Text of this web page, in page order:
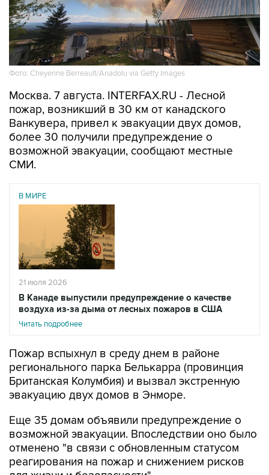
Фото: Cheyenne Berreault/Anadolu via Getty Images
Москва. 7 августа. INTERFAX.RU - Лесной
пожар, возникший в 30 км от канадского
Ванкувера, привел к эвакуации двух домов,
более 30 получили предупреждение о
возможной эвакуации, сообщают местные
СМИ.
В МИРЕ
21 июля 2026
В Канаде выпустили предупреждение о качестве
воздуха из-за дыма от лесных пожаров в США
Читать подробнее
Пожар вспыхнул в среду днем в районе
регионального парка Белькарра (провинция
Британская Колумбия) и вызвал экстренную
эвакуацию двух домов в Энморе.
Еще 35 домам объявили предупреждение о
возможной эвакуации. Впоследствии оно было
отменено "в связи с обновленным статусом
реагирования на пожар и снижением рисков